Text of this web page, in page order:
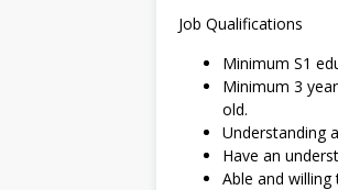
Job Qualifications
Minimum S1
Minimum 3
old.
Understanding
Have an
Able and